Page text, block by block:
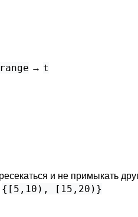
→ t
и не примыкать друг
{[5,10), [15,20)}